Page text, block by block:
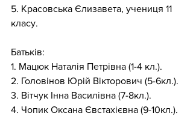
5. Красовська Єлизавета, учениця 11
класу.
Батьків:
1. Мацюк Наталія Петрівна (1-4 кл.).
2. Головінов Юрій Вікторович (5-6кл.).
3. Вітчук Інна Василівна (7-8кл.).
4. Чопик Оксана Євстахієвна (9-10кл.).